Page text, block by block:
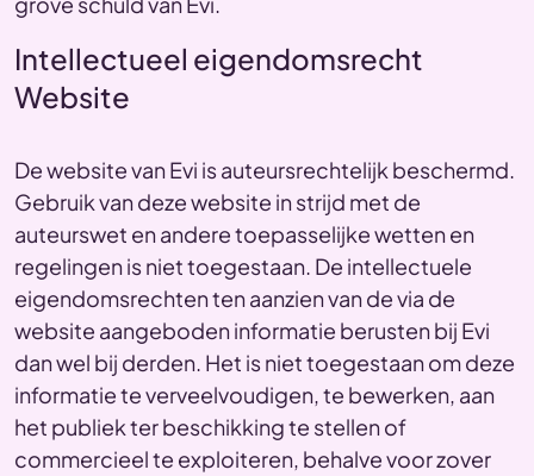
Intellectueel eigendomsrecht
Website
De website van Evi is auteursrechtelijk beschermd.
Gebruik van deze website in strijd met de
auteurswet en andere toepasselijke wetten en
regelingen is niet toegestaan. De intellectuele
eigendomsrechten ten aanzien van de via de
website aangeboden informatie berusten bij Evi
dan wel bij derden. Het is niet toegestaan om deze
informatie te verveelvoudigen, te bewerken, aan
het publiek ter beschikking te stellen of
commercieel te exploiteren, behalve voor zover